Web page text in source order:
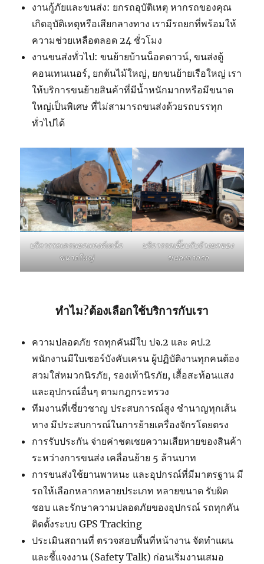
งานกู้ภัยและขนส่ง: ยกรถอุบัติเหตุ หากรถของคุณ
เกิดอุบัติเหตุหรือเสียกลางทาง เรามีรถยกที่พร้อมให้
ความช่วยเหลือตลอด 24 ชั่วโมง
งานขนส่งทั่วไป: ขนย้ายบ้านน็อคดาวน์, ขนส่งตู้
คอนเทนเนอร์, ยกต้นไม้ใหญ่, ยกขนย้ายเรือใหญ่ เรา
ให้บริการขนย้ายสินค้าที่มีน้ำหนักมากหรือมีขนาด
ใหญ่เป็นพิเศษ ที่ไม่สามารถขนส่งด้วยรถบรรทุก
ทั่วไปได้
บริการรถเครนยกแทงค์เหล็ก
ขนาดใหญ่
บริการรถเฮี๊ยบรับจ้างยกของ
ขนลงจากรถ
ทำไม?ต้องเลือกใช้บริการกับเรา
ความปลอดภัย รถทุกคันมีใบ ปจ.2 และ คป.2
พนักงานมีใบเซอร์บังคับเครน ผู้ปฏิบัติงานทุกคนต้อง
สวมใส่หมวกนิรภัย, รองเท้านิรภัย, เสื้อสะท้อนแสง
และอุปกรณ์อื่นๆ ตามกฎกระทรวง
ทีมงานที่เชี่ยวชาญ ประสบการณ์สูง ชำนาญทุกเส้น
ทาง มีประสบการณ์ในการย้ายเครื่องจักรโดยตรง
การรับประกัน จ่ายค่าชดเชยความเสียหายของสินค้า
ระหว่างการขนส่ง เคลื่อนย้าย 5 ล้านบาท
การขนส่งใช้ยานพาหนะ และอุปกรณ์ที่มีมาตรฐาน มี
รถให้เลือกหลากหลายประเภท หลายขนาด รับผิด
ชอบ และรักษาความปลอดภัยของอุปกรณ์ รถทุกคัน
ติดตั้งระบบ GPS Tracking
ประเมินสถานที่ ตรวจสอบพื้นที่หน้างาน จัดทำแผน
และชี้แจงงาน (Safety Talk) ก่อนเริ่มงานเสมอ